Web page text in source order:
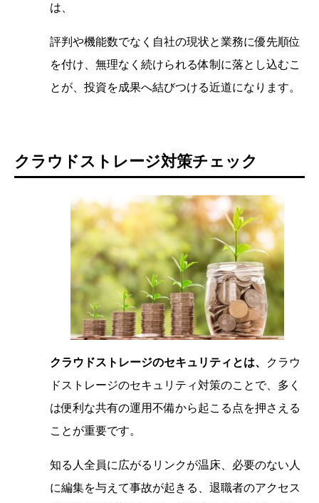
は、
評判や機能数でなく自社の現状と業務に優先順位
を付け、無理なく続けられる体制に落とし込むこ
とが、投資を成果へ結びつける近道になります。
クラウドストレージ対策チェック
クラウドストレージのセキュリティとは、
クラウ
ドストレージのセキュリティ対策のことで、多く
は便利な共有の運用不備から起こる点を押さえる
ことが重要です。
知る人全員に広がるリンクが温床、必要のない人
に編集を与えて事故が起きる、退職者のアクセス